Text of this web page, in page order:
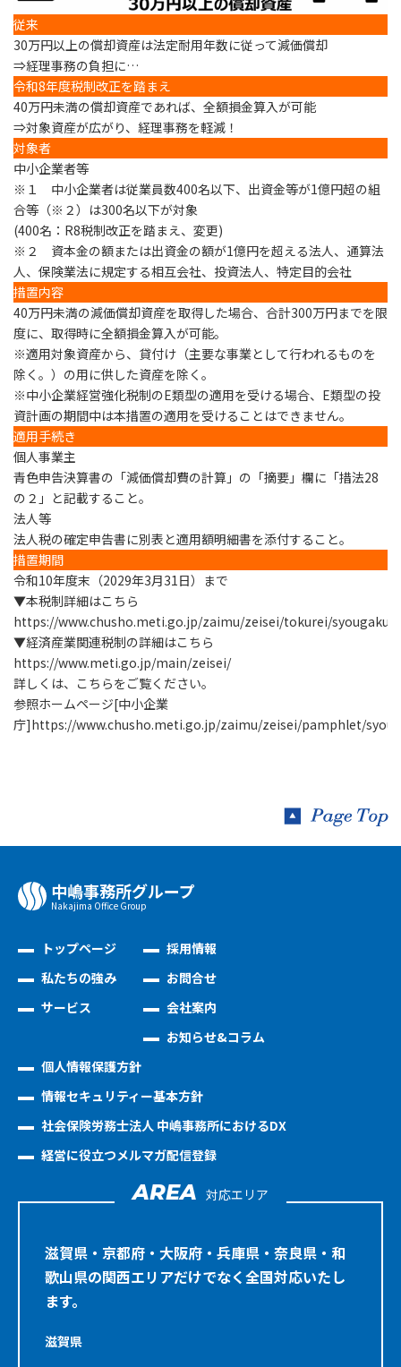
従来
30万円以上の償却資産は法定耐用年数に従って減価償却
⇒経理事務の負担に…
令和8年度税制改正を踏まえ
40万円未満の償却資産であれば、全額損金算入が可能
⇒対象資産が広がり、経理事務を軽減！
対象者
中小企業者等
※１ 中小企業者は従業員数400名以下、出資金等が1億円超の組
合等（※２）は300名以下が対象
(400名：R8税制改正を踏まえ、変更)
※２ 資本金の額または出資金の額が1億円を超える法人、通算法
人、保険業法に規定する相互会社、投資法人、特定目的会社
措置内容
40万円未満の減価償却資産を取得した場合、 合計300万円までを限
度に、取得時に全額損金算入が可能。
※適用対象資産から、貸付け（主要な事業として行われるものを
除く。）の用に供した資産を除く。
※中小企業経営強化税制のE類型の適用を受ける場合、E類型の投
資計画の期間中は本措置の適用を受けることはできません。
適用手続き
個人事業主
青色申告決算書の「減価償却費の計算」の「摘要」欄に「措法28
の２」と記載すること。
法人等
法人税の確定申告書に別表と適用額明細書を添付すること。
措置期間
令和10年度末（2029年3月31日）まで
▼本税制詳細はこちら
https://www.chusho.meti.go.jp/zaimu/zeisei/tokurei/
▼経済産業関連税制の詳細はこちら
https://www.meti.go.jp/main/zeisei/
詳しくは、こちらをご覧ください。
参照ホームページ[中小企業
庁]https://www.chusho.meti.go.jp/zaimu/zeisei/pamphlet/
中嶋事務所グループ
Nakajima Oﬃce Group
トップページ
私たちの強み
サービス
採用情報
お問合せ
会社案内
お知らせ&コラム
個人情報保護方針
情報セキュリティー基本方針
社会保険労務士法人 中嶋事務所におけるDX
経営に役立つメルマガ配信登録
AREA 対応エリア
滋賀県・京都府・大阪府・兵庫県・奈良県・和
歌山県の関西エリアだけでなく全国対応いたし
ます。
滋賀県